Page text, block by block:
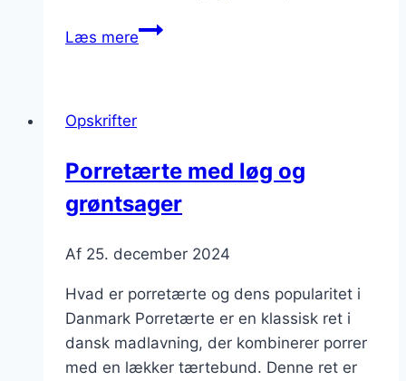
Læs merePorretærte
Opskrifter
Porretærte med løg og
grøntsager
Af 25. december 2024
Hvad er porretærte og dens popularitet i
Danmark Porretærte er en klassisk ret i
dansk madlavning, der kombinerer porrer
med en lækker tærtebund. Denne ret er